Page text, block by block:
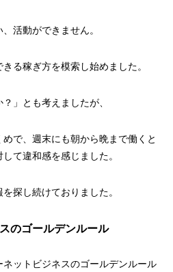
活動ができません。
る稼ぎ方を模索し始めました。
」とも考えましたが、
で、週末にも朝から晩まで働くと
て違和感を感じました。
探し続けておりました。
のゴールデンルール
ットビジネスのゴールデンルール